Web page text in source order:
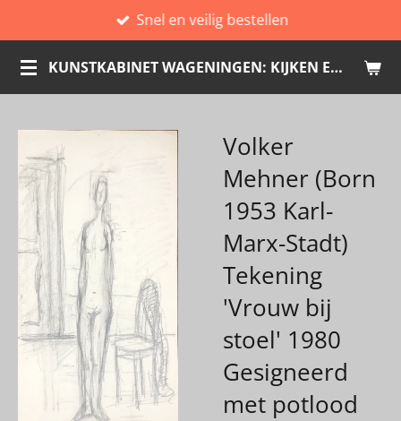
direct
naar
de
KUNSTKABINET WAGENINGEN: KIJKEN EN KOPEN
Snel en veilig bestellen
Volker
Mehner (Born
1953 Karl-
Marx-Stadt)
Tekening
'Vrouw bij
stoel' 1980
Gesigneerd
met potlood